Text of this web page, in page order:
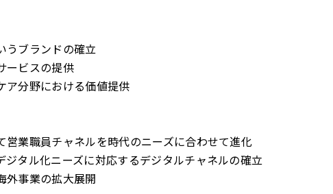
うブランドの確立
ービスの提供
分野における価値提供
業職員チャネルを時代のニーズに合わせて進化
タル化ニーズに対応するデジタルチャネルの確立
外事業の拡大展開